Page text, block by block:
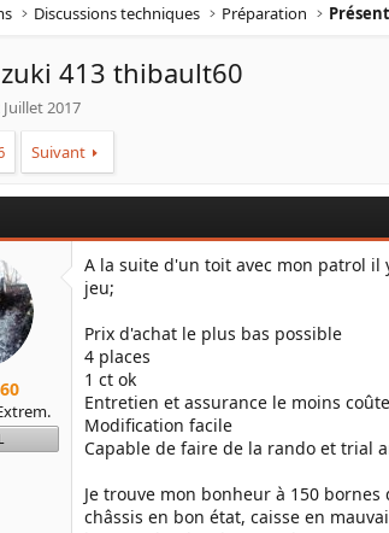
Discussions techniques Préparation
413 thibault60
Juillet 2017
Suivant
A la suite d'un toit avec mon patrol
jeu;
Prix d'achat le plus bas possible
4 places
1 ct ok
Entretien et assurance le moins
Modification facile
Capable de faire de la rando et trial
Je trouve mon bonheur à 150
châssis en bon état, caisse en